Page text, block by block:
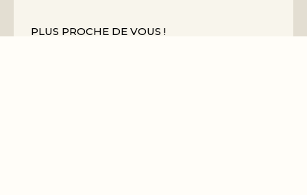
PLUS PROCHE DE VOUS !